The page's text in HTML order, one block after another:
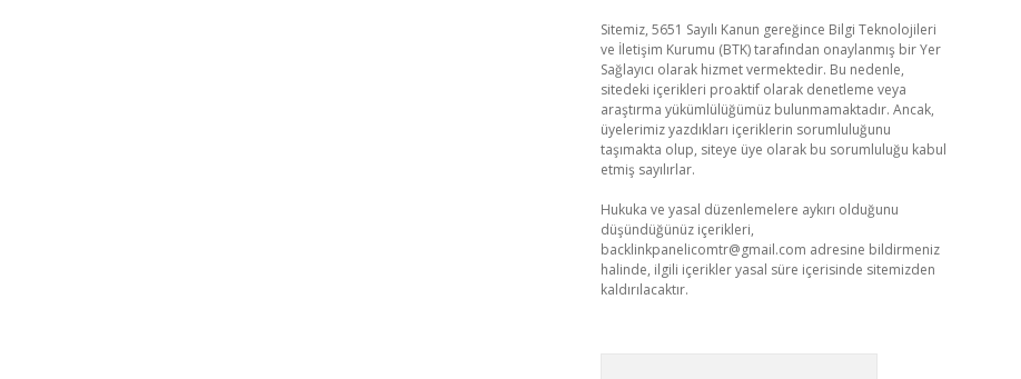
Sitemiz, 5651 Sayılı Kanun gereğince Bilgi Teknolojileri
ve İletişim Kurumu (BTK) tarafından onaylanmış bir Yer
Sağlayıcı olarak hizmet vermektedir. Bu nedenle,
sitedeki içerikleri proaktif olarak denetleme veya
araştırma yükümlülüğümüz bulunmamaktadır. Ancak,
üyelerimiz yazdıkları içeriklerin sorumluluğunu
taşımakta olup, siteye üye olarak bu sorumluluğu kabul
etmiş sayılırlar.
Hukuka ve yasal düzenlemelere aykırı olduğunu
düşündüğünüz içerikleri,
backlinkpanelicomtr@gmail.com adresine bildirmeniz
halinde, ilgili içerikler yasal süre içerisinde sitemizden
kaldırılacaktır.